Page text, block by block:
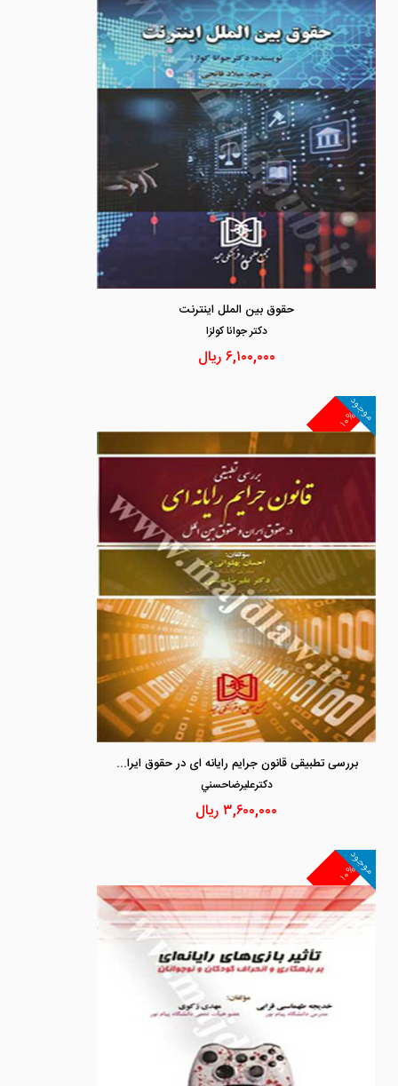
حقوق بین الملل اینترنت
دكتر جوانا كولزا
۶,۱۰۰,۰۰۰ریال
۱۰%
موجود
بررسی تطبیقی قانون جرایم رایانه ای در حقوق ایران و حقوق بین الملل
دكترعليرضاحسني
۳,۶۰۰,۰۰۰ریال
۱۰%
موجود